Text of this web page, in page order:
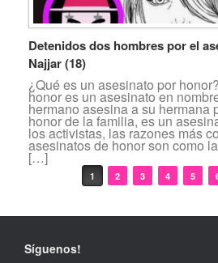
Detenidos dos hombres por el
Najjar (18)
¿Qué es un asesinato por
honor es un asesinato en
hermano asesina a su hermana
honor de la familia, es un
los activistas, las razones más
asesinatos de honor son como
[…]
Navegador de artículos
1 2 3 4 5
Síguenos!